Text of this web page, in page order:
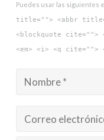
Puedes usar las siguientes
title=""> <abbr
<blockquote cite="">
<em> <i> <q cite="">